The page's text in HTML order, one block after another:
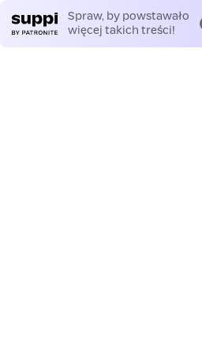
Spraw, by powstawało
więcej takich treści!